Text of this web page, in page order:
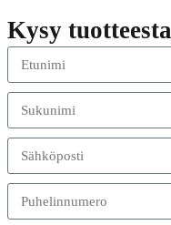
Kysy tuotteesta